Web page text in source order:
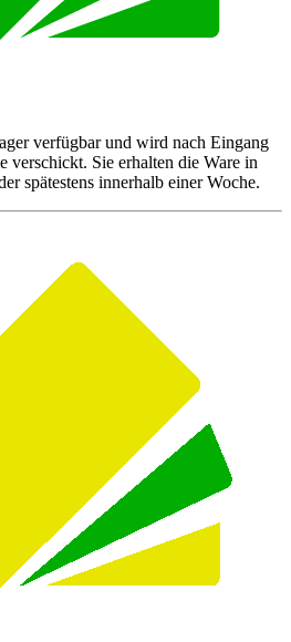
verfügbar und wird nach Eingang
verschickt. Sie erhalten die Ware in
spätestens innerhalb einer Woche.